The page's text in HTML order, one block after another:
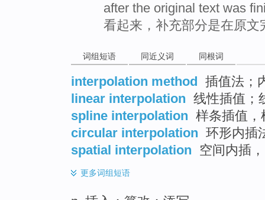
after the original text was
看起来，补充部分是在原
词组短语 同近义词 同根词
interpolation method 插值法；
linear interpolation 线性插值；
spline interpolation 样条插值，
circular interpolation 环形内插
spatial interpolation
空间内插
更多词组短语